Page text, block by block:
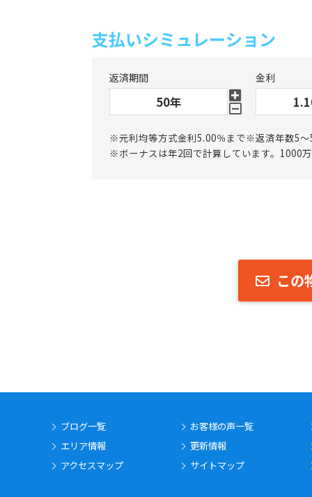
支払いシミュレーション
返済期間 金利
※元利均等方式金利5.00％まで※返済年数5～
※ボーナスは年2回で計算しています。1000
この
ブログ一覧
エリア情報
アクセスマップ
お客様の声一覧
更新情報
サイトマップ